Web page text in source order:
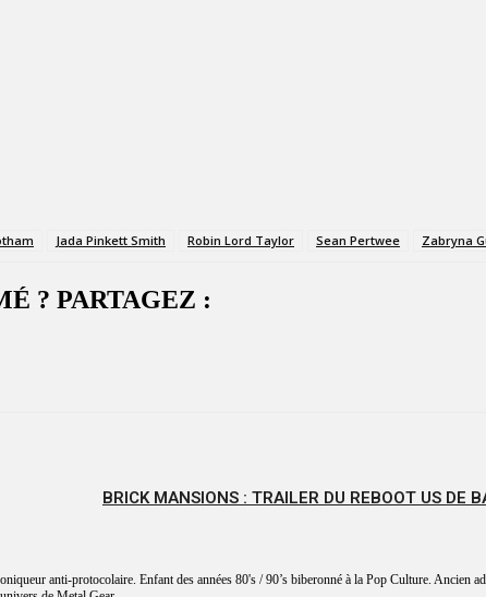
Jada Pinkett Smith Robin Lord Taylor Sean Pertwee Zabryna
? PARTAGEZ :
BRICK MANSIONS : TRAILER DU REBOOT US DE
anti-protocolaire. Enfant des années 80's / 90’s biberonné à la Pop Culture. Ancien